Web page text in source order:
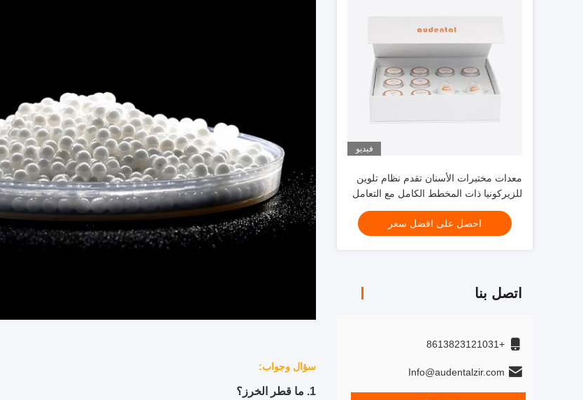
فيديو
معدات مختبرات الأسنان تقدم نظام تلوين
للزيركونيا ذات المخطط الكامل مع التعامل
السلس والنتائج الجمالية المتسقة
احصل على افضل سعر
اتصل بنا
+8613823121031
Info@audentalzir.com سؤال وجواب:
1. ما قطر الخرز؟